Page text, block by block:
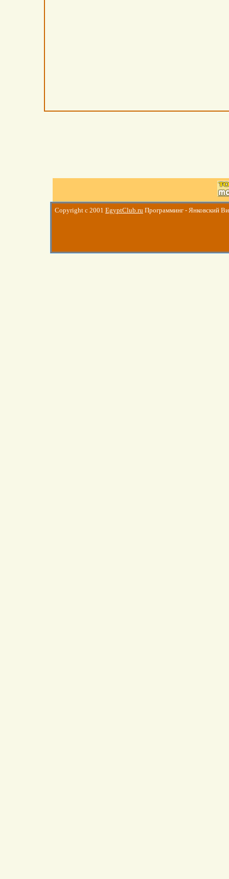
Copyright c 2001 EgyptClub.ru Программинг - Янковский